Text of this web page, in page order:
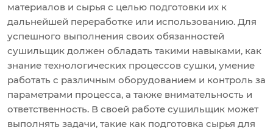
материалов и сырья с целью подготовки их к
дальнейшей переработке или использованию. Для
успешного выполнения своих обязанностей
сушильщик должен обладать такими навыками, как
знание технологических процессов сушки, умение
работать с различным оборудованием и контроль за
параметрами процесса, а также внимательность и
ответственность. В своей работе сушильщик может
выполнять задачи, такие как подготовка сырья для